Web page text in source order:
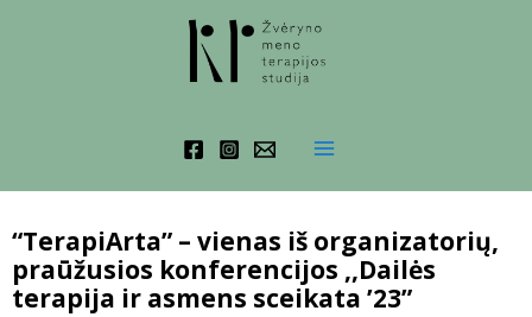
“TerapiArta” – vienas iš organizatorių,
praūžusios konferencijos ,,Dailės
terapija ir asmens sceikata ’23”